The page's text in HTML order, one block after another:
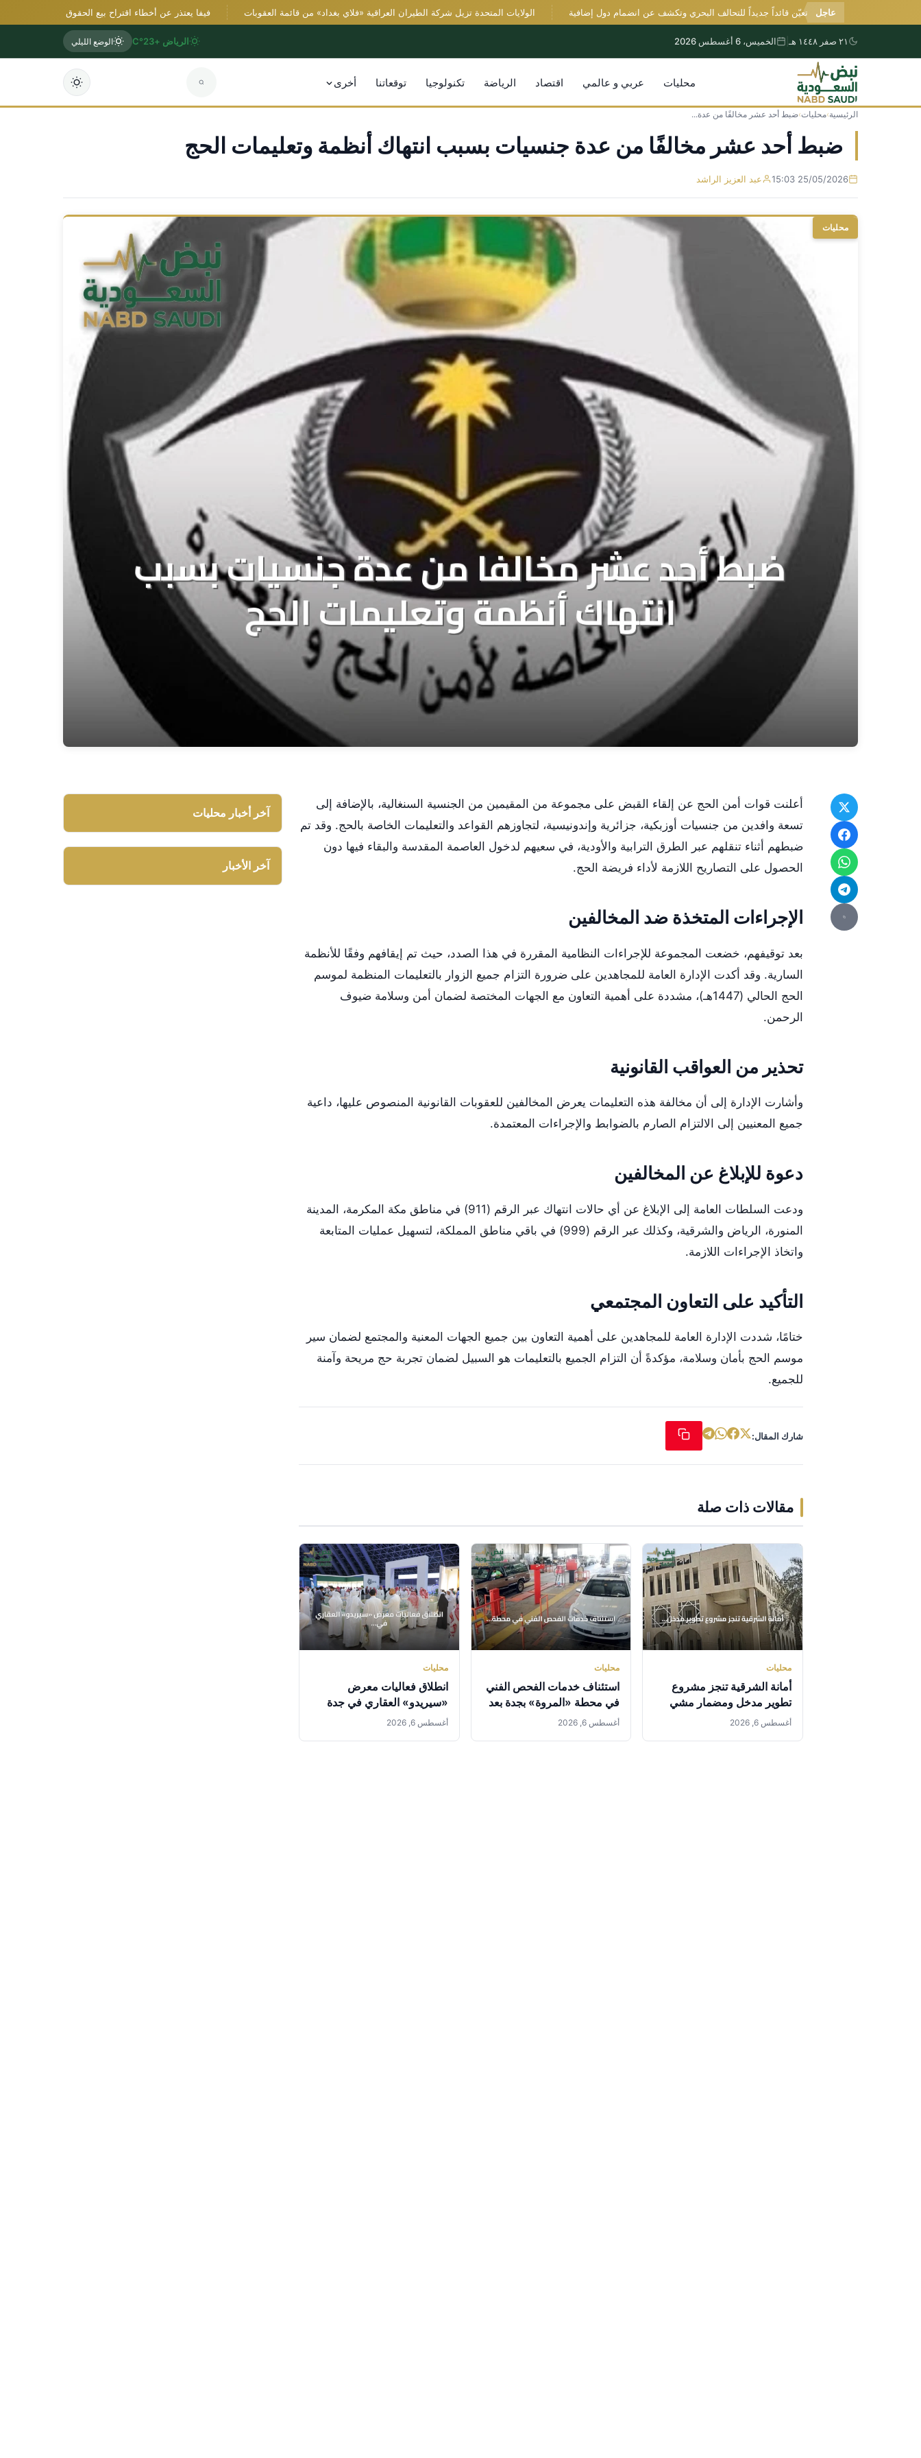
عاجل
السعودية تعيّن قائداً جديداً للتحالف البحري وتكشف عن انضمام دول إضافية الولايات المتحدة تزيل شركة الطيران العراقية «فلاي بغداد» من قائمة العقوبات فيفا يعتذر عن أخطاء اقتراح بيع الحقوق التجارية ويؤكد دعمه
٢١ صفر ١٤٤٨ هـ الخميس، 6 أغسطس 2026 الرياض +23°C الوضع الليلي
محليات عربي و عالمي اقتصاد الرياضة تكنولوجيا توقعاتنا أخرى
الرئيسية›محليات›ضبط أحد عشر مخالفًا من عدة...
ضبط أحد عشر مخالفًا من عدة جنسيات بسبب انتهاك أنظمة وتعليمات الحج
25/05/2026 15:03 عبد العزيز الراشد
محليات
أعلنت قوات أمن الحج عن إلقاء القبض على مجموعة من المقيمين من الجنسية السنغالية، بالإضافة إلى
تسعة وافدين من جنسيات أوزبكية، جزائرية وإندونيسية، لتجاوزهم القواعد والتعليمات الخاصة بالحج. وقد تم
ضبطهم أثناء تنقلهم عبر الطرق الترابية والأودية، في سعيهم لدخول العاصمة المقدسة والبقاء فيها دون
الحصول على التصاريح اللازمة لأداء فريضة الحج.
الإجراءات المتخذة ضد المخالفين
بعد توقيفهم، خضعت المجموعة للإجراءات النظامية المقررة في هذا الصدد، حيث تم إيقافهم وفقًا للأنظمة
السارية. وقد أكدت الإدارة العامة للمجاهدين على ضرورة التزام جميع الزوار بالتعليمات المنظمة لموسم
الحج الحالي (1447هـ)، مشددة على أهمية التعاون مع الجهات المختصة لضمان أمن وسلامة ضيوف
الرحمن.
تحذير من العواقب القانونية
وأشارت الإدارة إلى أن مخالفة هذه التعليمات يعرض المخالفين للعقوبات القانونية المنصوص عليها، داعية
جميع المعنيين إلى الالتزام الصارم بالضوابط والإجراءات المعتمدة.
دعوة للإبلاغ عن المخالفين
ودعت السلطات العامة إلى الإبلاغ عن أي حالات انتهاك عبر الرقم (911) في مناطق مكة المكرمة، المدينة
المنورة، الرياض والشرقية، وكذلك عبر الرقم (999) في باقي مناطق المملكة، لتسهيل عمليات المتابعة
واتخاذ الإجراءات اللازمة.
التأكيد على التعاون المجتمعي
ختامًا، شددت الإدارة العامة للمجاهدين على أهمية التعاون بين جميع الجهات المعنية والمجتمع لضمان سير
موسم الحج بأمان وسلامة، مؤكدةً أن التزام الجميع بالتعليمات هو السبيل لضمان تجربة حج مريحة وآمنة
للجميع.
شارك المقال:
مقالات ذات صلة
محليات
أمانة الشرقية تنجز مشروع
تطوير مدخل ومضمار مشي
في بقيق
أغسطس 6, 2026
محليات
استئناف خدمات الفحص الفني
في محطة «المروة» بجدة بعد
استكمال المتطلبات النظامية
أغسطس 6, 2026
محليات
انطلاق فعاليات معرض
«سيريدو» العقاري في جدة
سبتمبر المقبل برعاية وزارة
أغسطس 6, 2026
آخر أخبار محليات
آخر الأخبار